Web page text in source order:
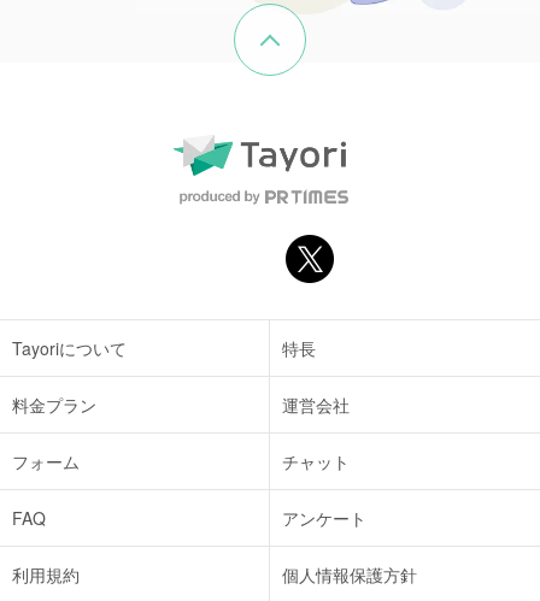
Tayoriについて 特長
料金プラン 運営会社
フォーム チャット
FAQ アンケート
利用規約 個人情報保護方針